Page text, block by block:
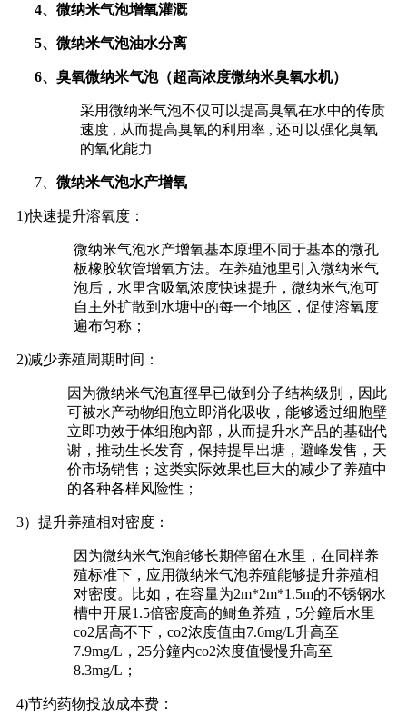
4、微纳米气泡增氧灌溉
5、微纳米气泡油水分离
6、臭氧微纳米气泡（超高浓度微纳米臭氧水机）
采用微纳米气泡不仅可以提高臭氧在水中的传质
速度 , 从而提高臭氧的利用率 , 还可以强化臭氧
的氧化能力
7、 微纳米气泡水产增氧
1)快速提升溶氧度：
微纳米气泡水产增氧基本原理不同于基本的微孔
板橡胶软管增氧方法。在养殖池里引入微纳米气
泡后，水里含吸氧浓度快速提升，微纳米气泡可
自主外扩散到水塘中的每一个地区，促使溶氧度
遍布匀称；
2)减少养殖周期时间：
因为微纳米气泡直徑早已做到分子结构级別，因此
可被水产动物细胞立即消化吸收，能够透过细胞壁
立即功效于体细胞內部，从而提升水产品的基础代
谢，推动生长发育，保持提早出塘，避峰发售，天
价市场销售；这类实际效果也巨大的减少了养殖中
的各种各样风险性；
3）提升养殖相对密度：
因为微纳米气泡能够长期停留在水里，在同样养
殖标准下，应用微纳米气泡养殖能够提升养殖相
对密度。比如，在容量为2m*2m*1.5m的不锈钢水
槽中开展1.5倍密度高的鲥鱼养殖，5分鐘后水里
co2居高不下，co2浓度值由7.6mg/L升高至
7.9mg/L，25分鐘内co2浓度值慢慢升高至
8.3mg/L；
4)节约药物投放成本费：